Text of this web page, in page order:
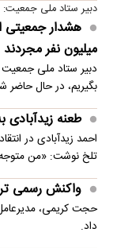
دبیر ستاد ملی جمعیت:
میلیون نفر مجردند
بگیریم، در حال حاضر
طعنه
احمد زیدآبادی در
تلخ نوشت: «من
واکنش رسمی
حجت کریمی، مدیرعامل
داد.